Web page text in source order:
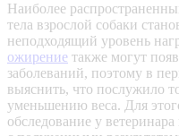
Наиболее
тела взрослой собаки
неподходящий уровень
ожирение также могут
заболеваний, поэтому в
выяснить, что послужило
уменьшению веса. Для
обследование у